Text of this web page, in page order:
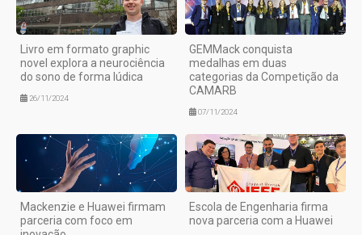
Livro em formato graphic
novel explora a neurociência
do sono de forma lúdica
26/11/2024
GEMMack conquista
medalhas em duas
categorias da Competição da
CAMARB
07/11/2024
Mackenzie e Huawei firmam
parceria com foco em
Escola de Engenharia firma
nova parceria com a Huawei